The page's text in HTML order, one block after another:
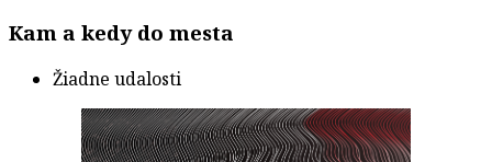
Kam a kedy do mesta
Žiadne udalosti